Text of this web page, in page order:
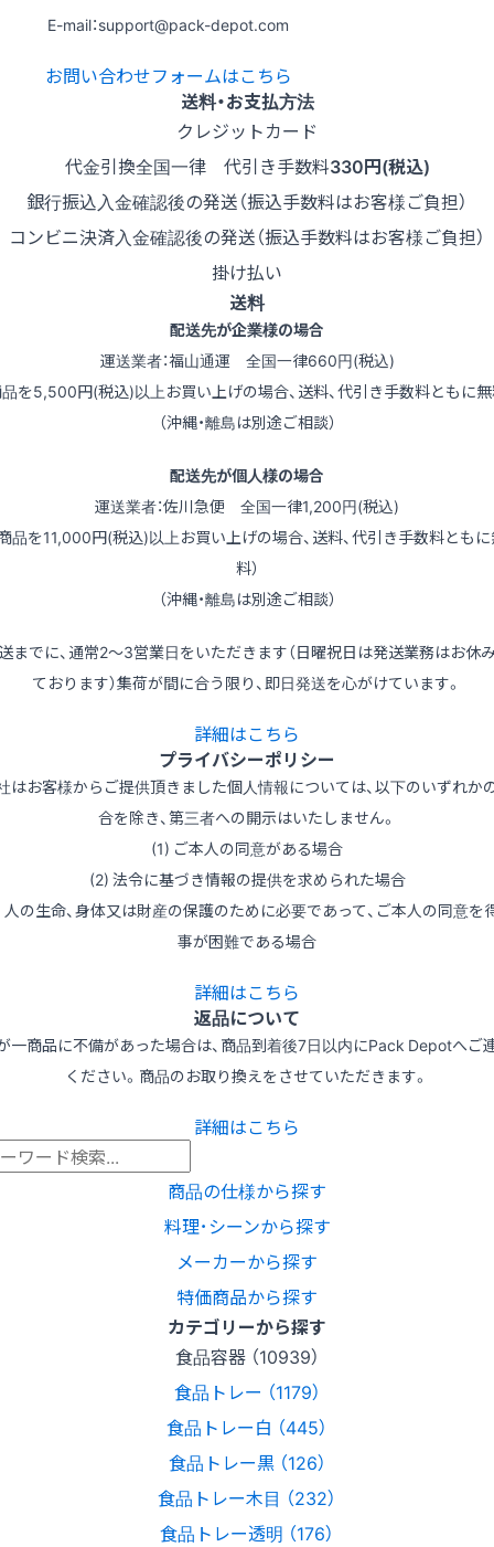
E-mail：support@pack-depot.com
お問い合わせフォームはこちら
送料・お支払方法
クレジットカード
代金引換全国一律 代引き手数料330円(税込)
銀行振込入金確認後の発送（振込手数料はお客様ご負担）
コンビニ決済入金確認後の発送（振込手数料はお客様ご負担）
掛け払い
送料
配送先が企業様の場合
運送業者：福山通運 全国一律660円(税込)
品を5,500円(税込)以上お買い上げの場合、送料、代引き手数料ともに無
（沖縄・離島は別途ご相談）
配送先が個人様の場合
運送業者：佐川急便 全国一律1,200円(税込)
品を11,000円(税込)以上お買い上げの場合、送料、代引き手数料とも
料）
（沖縄・離島は別途ご相談）
までに、通常2～3営業日をいただきます（日曜祝日は発送業務はお休
ております）集荷が間に合う限り、即日発送を心がけています。
詳細はこちら
プライバシーポリシー
はお客様からご提供頂きました個人情報については、以下のいずれか
合を除き、第三者への開示はいたしません。
(1) ご本人の同意がある場合
(2) 法令に基づき情報の提供を求められた場合
の生命、身体又は財産の保護のために必要であって、ご本人の同意を
事が困難である場合
詳細はこちら
返品について
一商品に不備があった場合は、商品到着後7日以内にPack Depotへご
ください。商品のお取り換えをさせていただきます。
詳細はこちら
商品の仕様から探す
料理･シーンから探す
メーカーから探す
特価商品から探す
カテゴリーから探す
食品容器 （10939）
食品トレー （1179）
食品トレー白 （445）
食品トレー黒 （126）
食品トレー木目 （232）
食品トレー透明 （176）